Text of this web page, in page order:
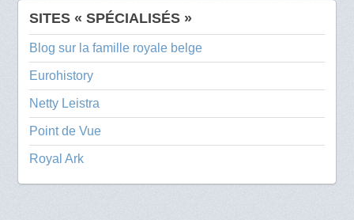
SITES « SPÉCIALISÉS »
Blog sur la famille royale belge
Eurohistory
Netty Leistra
Point de Vue
Royal Ark